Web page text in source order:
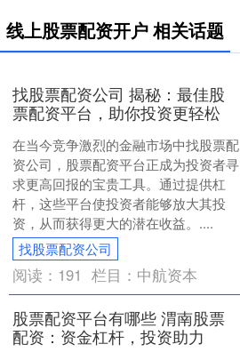
线上股票配资开户 相关话题
找股票配资公司 揭秘：最佳股
票配资平台，助你投资更轻松
在当今竞争激烈的金融市场中找股票配
资公司，股票配资平台正成为投资者寻
求更高回报的宝贵工具。通过提供杠
杆，这些平台使投资者能够放大其投
资，从而获得更大的潜在收益。....
找股票配资公司
阅读： 191 栏目： 中航资本
股票配资平台有哪些 渭南股票
配资：资金杠杆，投资助力